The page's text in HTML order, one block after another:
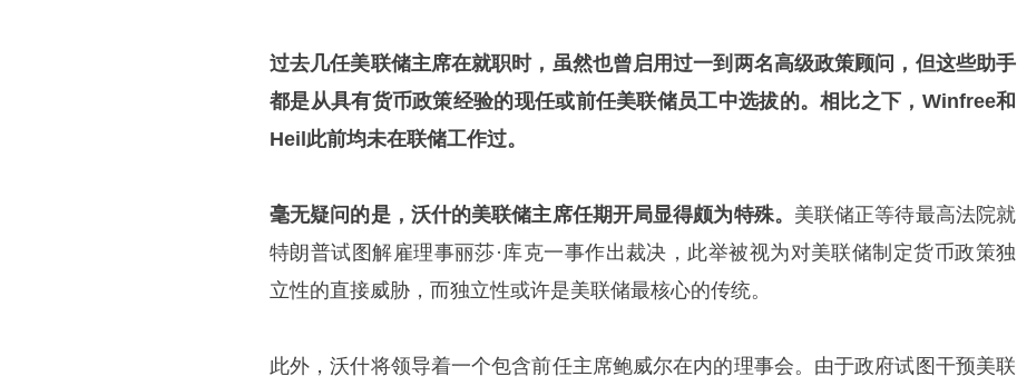
过去几任美联储主席在就职时，虽然也曾启用过一到两名高级政策顾问，但这些助手
都是从具有货币政策经验的现任或前任美联储员工中选拔的。相比之下，Winfree和
Heil此前均未在联储工作过。
毫无疑问的是，沃什的美联储主席任期开局显得颇为特殊。 美联储正等待最高法院就
特朗普试图解雇理事丽莎·库克一事作出裁决，此举被视为对美联储制定货币政策独
立性的直接威胁，而独立性或许是美联储最核心的传统。
此外，沃什将领导着一个包含前任主席鲍威尔在内的理事会。由于政府试图干预美联